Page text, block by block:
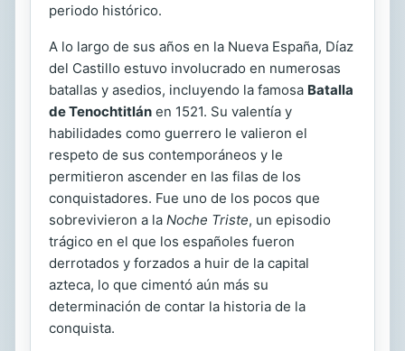
periodo histórico.
A lo largo de sus años en la Nueva España, Díaz
del Castillo estuvo involucrado en numerosas
batallas y asedios, incluyendo la famosa Batalla
de Tenochtitlán en 1521. Su valentía y
habilidades como guerrero le valieron el
respeto de sus contemporáneos y le
permitieron ascender en las filas de los
conquistadores. Fue uno de los pocos que
sobrevivieron a la Noche Triste, un episodio
trágico en el que los españoles fueron
derrotados y forzados a huir de la capital
azteca, lo que cimentó aún más su
determinación de contar la historia de la
conquista.